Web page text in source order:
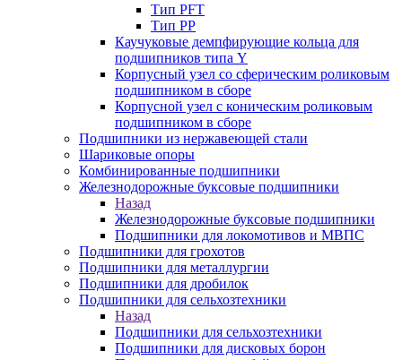
Тип PFT
Тип PP
Каучуковые демпфирующие кольца для
подшипников типа Y
Корпусный узел со сферическим роликовым
подшипником в сборе
Корпусной узел с коническим роликовым
подшипником в сборе
Подшипники из нержавеющей стали
Шариковые опоры
Комбинированные подшипники
Железнодорожные буксовые подшипники
Назад
Железнодорожные буксовые подшипники
Подшипники для локомотивов и МВПС
Подшипники для грохотов
Подшипники для металлургии
Подшипники для дробилок
Подшипники для сельхозтехники
Назад
Подшипники для сельхозтехники
Подшипники для дисковых борон